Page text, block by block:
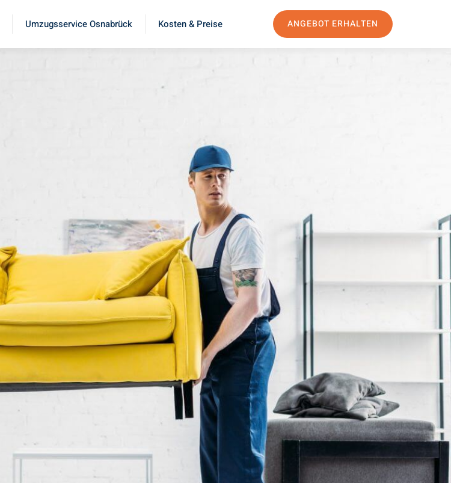
Umzugsservice Osnabrück Kosten & Preise ANGEBOT ERHALTEN